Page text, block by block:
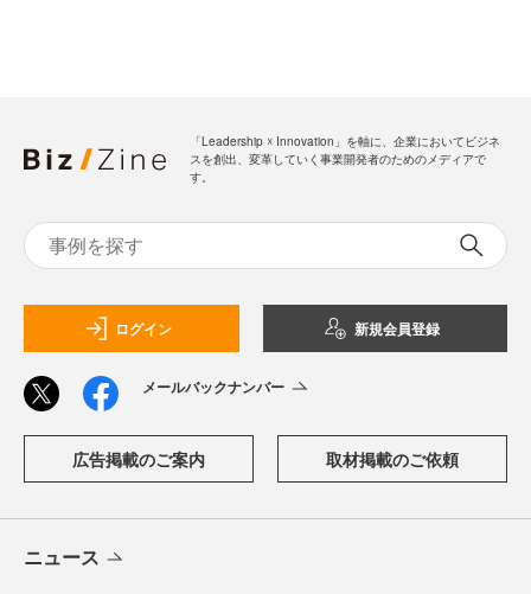
「Leadership ☓ Innovation」を軸に、企業においてビジネ
スを創出、変革していく事業開発者のためのメディアで
す。
ログイン 新規会員登録
メールバックナンバー
広告掲載のご案内 取材掲載のご依頼
ニュース